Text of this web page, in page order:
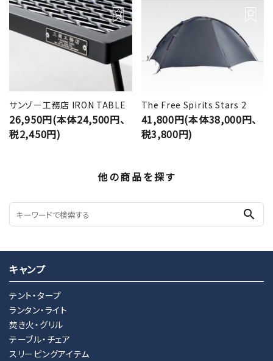
サンゾー工務店 IRON TABLE
26,950円(本体24,500円、
税2,450円)
The Free Spirits Stars 2
41,800円(本体38,000円、
税3,800円)
他の商品を探す
search
キャンプ
テント・タープ
ランタン・ライト
焚き火・グリル
テーブル・チェア
スリーピングアイテム